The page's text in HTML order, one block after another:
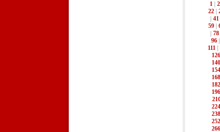
1
2
22|
41
59|
78
96
111|
126
140
154
168
182
196
224
238
252
266